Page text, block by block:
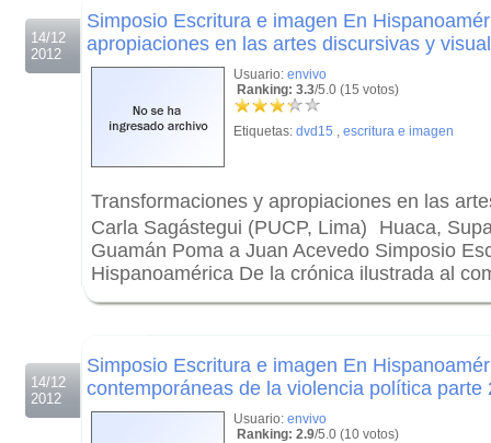
14/12
2012
Simposio Escritura e imagen En
apropiaciones en las artes discursivas y
Usuario: envivo
Ranking: 3.3/5.0 (15 votos)
Etiquetas: dvd15 , escritura e imagen
Transformaciones y apropiaciones en las
Carla Sagástegui (PUCP, Lima) Huaca,
Guamán Poma a Juan Acevedo Simposio
Hispanoamérica De la crónica ilustrada al
14/12
2012
Simposio Escritura e imagen En
contemporáneas de la violencia política parte
Usuario: envivo
Ranking: 2.9/5.0 (10 votos)